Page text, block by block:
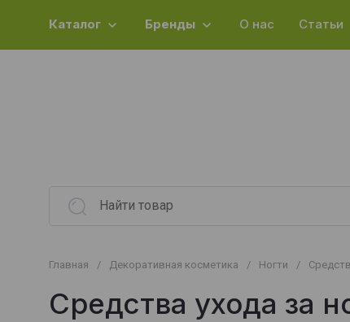
Каталог Бренды О нас Статьи
Главная / Декоративная косметика / Ногти /
Средства ухода за